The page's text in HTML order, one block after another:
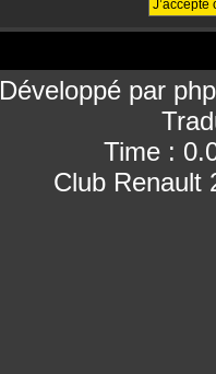
Développé par
Time :
Club Renault